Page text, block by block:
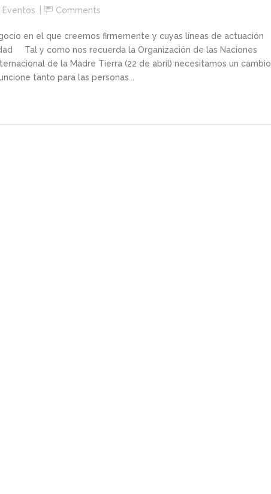
Eventos Comments
en el que creemos firmemente y cuyas líneas de actuación
Tal y como nos recuerda la Organización de las Naciones
de la Madre Tierra (22 de abril) necesitamos un cambio
tanto para las personas...